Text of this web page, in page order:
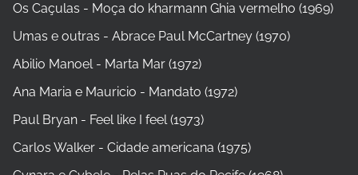
Os Caçulas - Moça do kharmann Ghia vermelho (1969)
Umas e outras - Abrace Paul McCartney (1970)
Abilio Manoel - Marta Mar (1972)
Ana Maria e Mauricio - Mandato (1972)
Paul Bryan - Feel like I feel (1973)
Carlos Walker - Cidade americana (1975)